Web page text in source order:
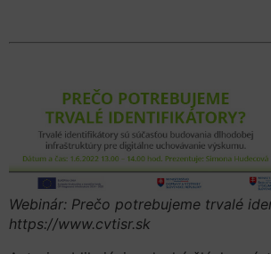
Webinár: Prečo potrebujeme trvalé
https://www.cvtisr.sk